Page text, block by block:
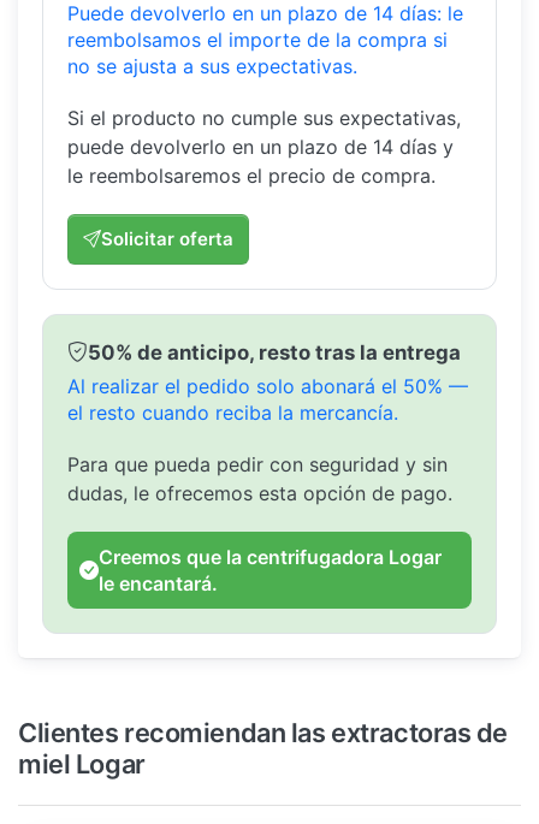
Puede devolverlo en un plazo de 14 días: le
reembolsamos el importe de la compra si
no se ajusta a sus expectativas.
Si el producto no cumple sus expectativas,
puede devolverlo en un plazo de 14 días y
le reembolsaremos el precio de compra.
Solicitar oferta
50% de anticipo, resto tras la entrega
Al realizar el pedido solo abonará el 50% —
el resto cuando reciba la mercancía.
Para que pueda pedir con seguridad y sin
dudas, le ofrecemos esta opción de pago.
Creemos que la centrifugadora Logar
le encantará.
Clientes recomiendan las extractoras de
miel Logar